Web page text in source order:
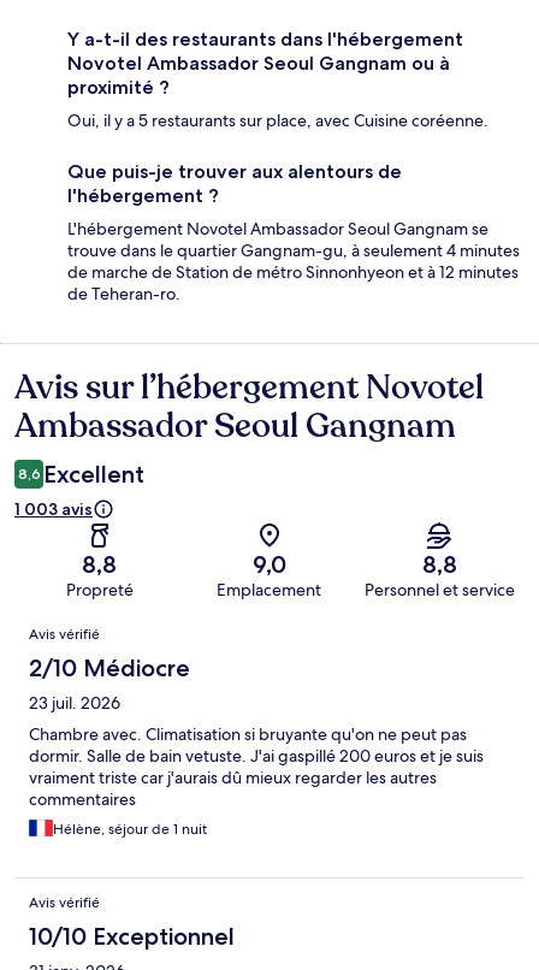
Y a-t-il des restaurants dans l'hébergement
Novotel Ambassador Seoul Gangnam ou à
proximité ?
Oui, il y a 5 restaurants sur place, avec Cuisine coréenne.
Que puis-je trouver aux alentours de
l'hébergement ?
L'hébergement Novotel Ambassador Seoul Gangnam se
trouve dans le quartier Gangnam-gu, à seulement 4 minutes
de marche de Station de métro Sinnonhyeon et à 12 minutes
de Teheran-ro.
Avis
Avis sur l’hébergement Novotel
Ambassador Seoul Gangnam
8,6 Excellent
1 003 avis
8,8
Propreté
9,0
Emplacement
8,8
Personnel et service
Avis
Avis vérifié
2/10 Médiocre
23 juil. 2026
Chambre avec. Climatisation si bruyante qu'on ne peut pas
dormir. Salle de bain vetuste. J'ai gaspillé 200 euros et je suis
vraiment triste car j'aurais dû mieux regarder les autres
commentaires
Hélène, séjour de 1 nuit
Avis vérifié
10/10 Exceptionnel